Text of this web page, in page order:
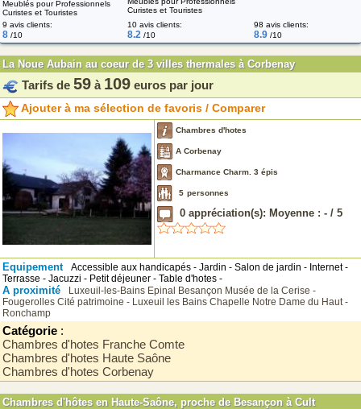
Meublés pour Professionnels
Curistes et Touristes
Curistes et Touristes
9 avis clients:
8 /10
10 avis clients:
8.2 /10
98 avis clients:
8.9 /10
La Noue Aubain au coeur de 3 villes thermales à Corbenay
Tarifs de 59 à 109 euros par jour
Ajouter à ma sélection de favoris / Comparer
Chambres d'hotes
A Corbenay
Charmance Charm. 3 épis
5 personnes
0 appréciation(s): Moyenne : - / 5
Equipement
Accessible aux handicapés - Jardin - Salon de jardin - Internet -
Terrasse - Jacuzzi - Petit déjeuner - Table d'hotes -
A proximité Luxeuil-les-Bains Epinal Besançon Musée de la Cerise -
Fougerolles Cité patrimoine - Luxeuil les Bains Chapelle Notre Dame du Haut -
Ronchamp
Catégorie :
Chambres d'hotes Franche Comte
Chambres d'hotes Haute Saône
Chambres d'hotes Corbenay
Chambres d'hôtes en Haute-Saône, proche de Besançon à Cult